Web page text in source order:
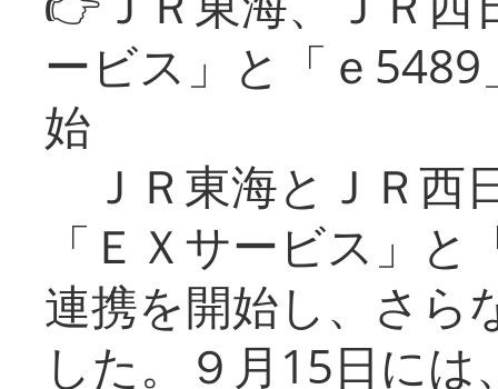
ービス」と「ｅ
始
ＪＲ東海とＪＲ西
「ＥＸサービス」
連携を開始し、さら
した。９月15日に